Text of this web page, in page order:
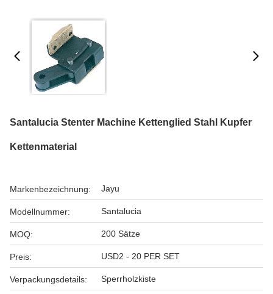
Santalucia Stenter Machine Kettenglied Stahl Kupfer
Kettenmaterial
Markenbezeichnung: Jayu
Modellnummer: Santalucia
MOQ: 200 Sätze
Preis: USD2 - 20 PER SET
Verpackungsdetails: Sperrholzkiste